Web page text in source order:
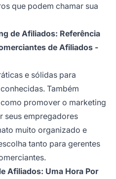
que podem chamar sua
de Afiliados: Referência
de Afiliados -
e sólidas para
Também
promover o marketing
seus empregadores
muito organizado e
tanto para gerentes
Afiliados: Uma Hora Por